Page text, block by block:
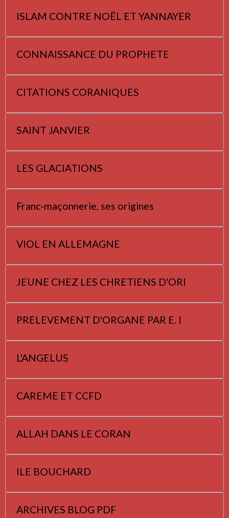
ISLAM CONTRE NOËL ET YANNAYER
CONNAISSANCE DU PROPHETE
CITATIONS CORANIQUES
SAINT JANVIER
LES GLACIATIONS
Franc-maçonnerie, ses origines
VIOL EN ALLEMAGNE
JEUNE CHEZ LES CHRETIENS D'ORI
PRELEVEMENT D'ORGANE PAR E. I
L'ANGELUS
CAREME ET CCFD
ALLAH DANS LE CORAN
ILE BOUCHARD
ARCHIVES BLOG PDF